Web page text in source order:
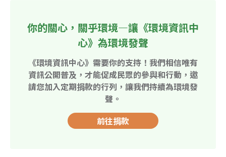
你的關心，關乎環境—讓《環境資訊中
心》為環境發聲
《環境資訊中心》需要你的支持！我們相信唯有
資訊公開普及，才能促成民眾的參與和行動，邀
請您加入定期捐款的行列，讓我們持續為環境發
聲。
前往捐款